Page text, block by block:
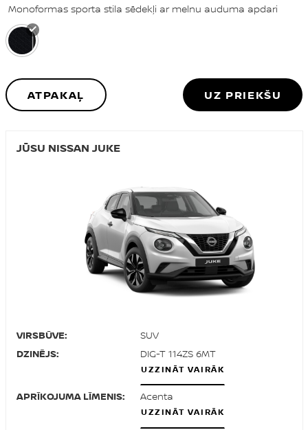
Monoformas sporta stila sēdekļi ar melnu auduma apdari
ATPAKAĻ UZ PRIEKŠU
JŪSU NISSAN JUKE
VIRSBŪVE: SUV
DZINĒJS: DIG-T 114ZS 6MT
UZZINĀT VAIRĀK
APRĪKOJUMA LĪMENIS: Acenta
UZZINĀT VAIRĀK